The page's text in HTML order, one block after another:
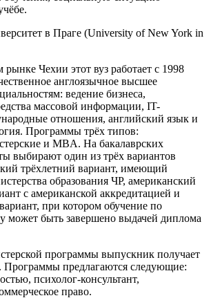
в Праге (University of New York in
рынке Чехии этот вуз работает с 1998
англоязычное высшее
ведение бизнеса,
массовой информации, IT-
е отношения, английский язык и
я. Программы трёх типов:
и MBA. На бакалаврских
выбирают один из трёх вариантов
трёхлетний вариант, имеющий
образования ЧР, американский
с американской аккредитацией и
при котором обучение по
может быть завершено выдачей диплома
программы выпускник получает
Программы предлагаются следующие:
психолог-консультант,
право.